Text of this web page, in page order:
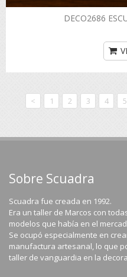
DECO2686
< 1 2 3 4 5
Sobre Scuadra
Scuadra fue creada en 1992.
Era un taller de Marcos con
modelos que había en el
Se ocupó especialmente en
manufactura artesanal, lo que
taller de vanguardia en la